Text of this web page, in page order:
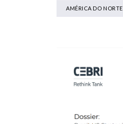
AMÉRICA DO NORTE